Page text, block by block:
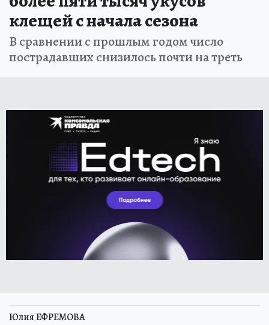
клещей с начала сезона
В сравнении с прошлым годом число
пострадавших снизилось почти на треть
Юлия ЕФРЕМОВА